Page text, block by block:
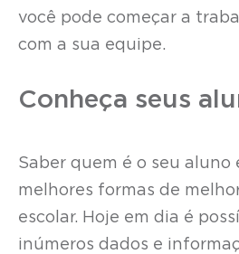
você pode começar a
com a sua equipe.
Conheça seus
Saber quem é o seu aluno
melhores formas de
escolar. Hoje em dia é
inúmeros dados e